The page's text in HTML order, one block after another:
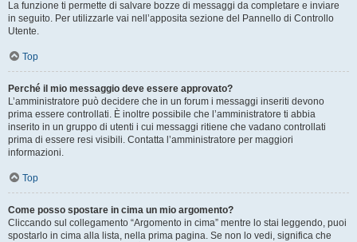
La funzione ti permette di salvare bozze di messaggi da completare e inviare
in seguito. Per utilizzarle vai nell’apposita sezione del Pannello di Controllo
Utente.
Top
Perché il mio messaggio deve essere approvato?
L’amministratore può decidere che in un forum i messaggi inseriti devono
prima essere controllati. È inoltre possibile che l’amministratore ti abbia
inserito in un gruppo di utenti i cui messaggi ritiene che vadano controllati
prima di essere resi visibili. Contatta l’amministratore per maggiori
informazioni.
Top
Come posso spostare in cima un mio argomento?
Cliccando sul collegamento “Argomento in cima” mentre lo stai leggendo, puoi
spostarlo in cima alla lista, nella prima pagina. Se non lo vedi, significa che